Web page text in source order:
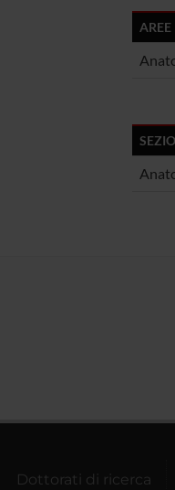
Dottorati di ricerca